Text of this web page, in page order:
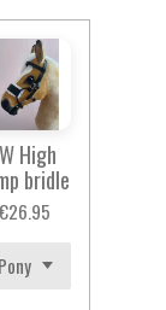
High
bridle
€26.95